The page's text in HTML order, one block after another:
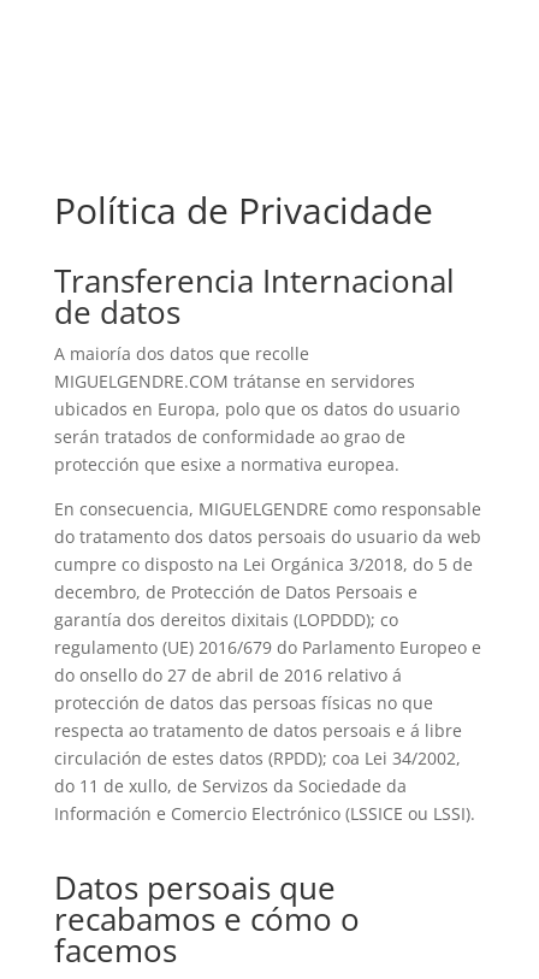
Política de Privacidade
Transferencia Internacional
de datos
A maioría dos datos que recolle
MIGUELGENDRE.COM trátanse en servidores
ubicados en Europa, polo que os datos do usuario
serán tratados de conformidade ao grao de
protección que esixe a normativa europea.
En consecuencia, MIGUELGENDRE como responsable
do tratamento dos datos persoais do usuario da web
cumpre co disposto na Lei Orgánica 3/2018, do 5 de
decembro, de Protección de Datos Persoais e
garantía dos dereitos dixitais (LOPDDD); co
regulamento (UE) 2016/679 do Parlamento Europeo e
do onsello do 27 de abril de 2016 relativo á
protección de datos das persoas físicas no que
respecta ao tratamento de datos persoais e á libre
circulación de estes datos (RPDD); coa Lei 34/2002,
do 11 de xullo, de Servizos da Sociedade da
Información e Comercio Electrónico (LSSICE ou LSSI).
Datos persoais que
recabamos e cómo o
facemos